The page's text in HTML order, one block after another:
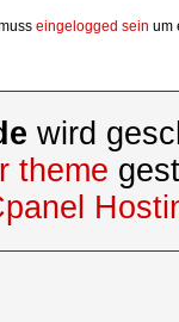
eingelogged sein um
wird
theme